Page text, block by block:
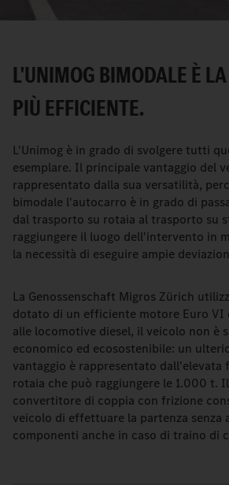
L'UNIMOG BIMODALE È
PIÙ EFFICIENTE.
L'Unimog è in grado di svolgere tutti
esemplare. Il principale vantaggio del
rappresentato dalla sua versatilità,
bimodale l'autocarro è in grado di
dal trasporto su rotaia al trasporto su
raggiungere il luogo dell'intervento in
la necessità di eseguire ampie
La Genossenschaft Migros Zürich
dotato di un efficiente motore Euro VI
alle locomotive diesel, il veicolo non è
economico ed ecosostenibile: un
vantaggio è rappresentato dall'elevata
rotaia che può raggiungere le 1.000 t.
convertitore di coppia con frizione
veicolo di effettuare la partenza senza
componenti anche in caso di traino di